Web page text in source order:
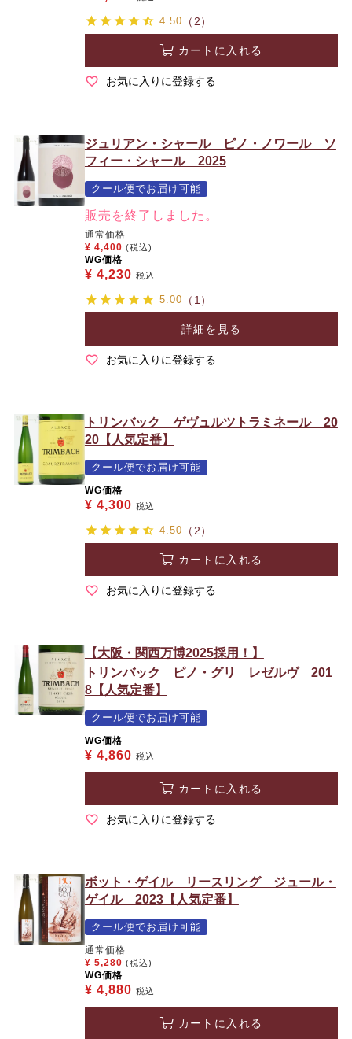
4.50 （2）
カートに入れる
お気に入りに登録する
ジュリアン・シャール ピノ・ノワール ソ
フィー・シャール 2025
クール便でお届け可能
販売を終了しました。
通常価格
¥ 4,400 (税込)
WG価格
¥ 4,230 税込
5.00 （1）
詳細を見る
お気に入りに登録する
トリンバック ゲヴュルツトラミネール 20
20【人気定番】
クール便でお届け可能
WG価格
¥ 4,300 税込
4.50 （2）
カートに入れる
お気に入りに登録する
【大阪・関西万博2025採用！】
トリンバック ピノ・グリ レゼルヴ 201
8【人気定番】
クール便でお届け可能
WG価格
¥ 4,860 税込
カートに入れる
お気に入りに登録する
ボット・ゲイル リースリング ジュール・
ゲイル 2023【人気定番】
クール便でお届け可能
通常価格
¥ 5,280 (税込)
WG価格
¥ 4,880 税込
カートに入れる